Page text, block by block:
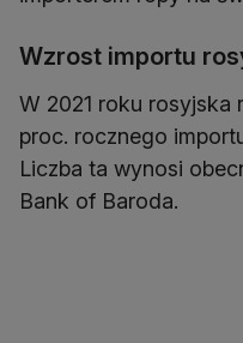
Wzrost importu
W 2021 roku rosyjska
proc. rocznego
Liczba ta wynosi
Bank of Baroda.